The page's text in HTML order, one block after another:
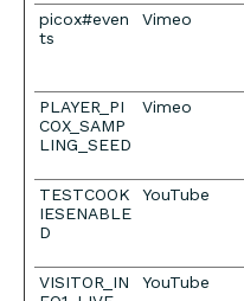
picox#even
ts
Vimeo
PLAYER_PI
COX_SAMP
LING_SEED
Vimeo
TESTCOOK
IESENABLE
D
YouTube
VISITOR_IN
YouTube